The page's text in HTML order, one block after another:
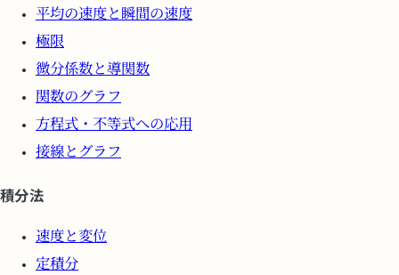
平均の速度と瞬間の速度
極限
微分係数と導関数
関数のグラフ
方程式・不等式への応用
接線とグラフ
積分法
速度と変位
定積分